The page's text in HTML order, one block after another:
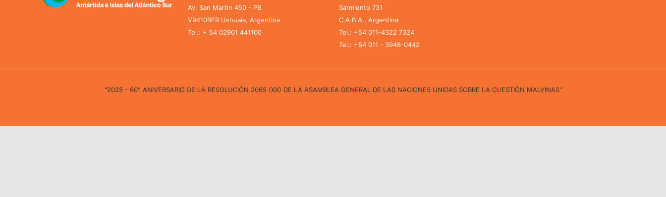
Av. San Martín 450 - PB
V9410BFR Ushuaia, Argentina
Tel.: + 54 02901 441100
Sarmiento 731
C.A.B.A., Argentina
Tel.: +54 011-4322 7324
Tel.: +54 011 - 3948-0442
"2025 - 60° ANIVERSARIO DE LA RESOLUCIÓN 2065 (XX) DE LA ASAMBLEA GENERAL DE LAS NACIONES UNIDAS SOBRE LA CUESTIÓN MALVINAS"